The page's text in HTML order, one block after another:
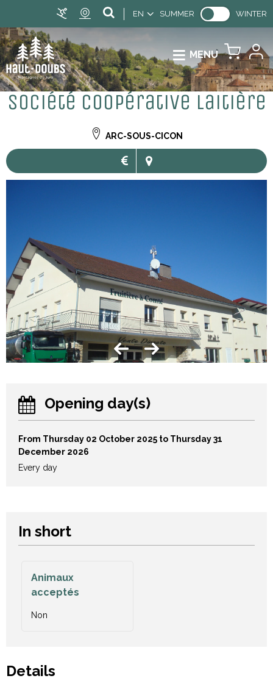
EN SUMMER WINTER
MENU
Société coopérative laitière
ARC-SOUS-CICON
Opening day(s)
From Thursday 02 October 2025 to Thursday 31
December 2026
Every day
In short
Animaux
acceptés
Non
Details